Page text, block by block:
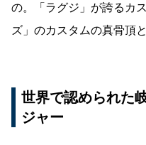
の。「ラグジ」が誇るカ
ズ」のカスタムの真骨頂
世界で認められた
ジャー